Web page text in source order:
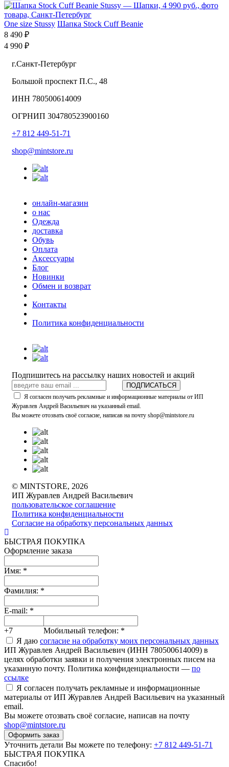
One size Stussy Шапка Stock Cuff Beanie
8 490 ₽
4 990 ₽
г.Санкт-Петербург
Большой проспект П.С., 48
ИНН 780500614009
ОГРНИП 304780523900160
+7 812 449-51-71
shop@mintstore.ru
онлайн-магазин
о нас
Одежда
доставка
Обувь
Оплата
Аксессуары
Блог
Новинки
Обмен и возврат
Контакты
Политика конфиденциальности
Подпишитесь на рассылку наших новостей и акций
ПОДПИСАТЬСЯ
Я согласен получать рекламные и информационные материалы от ИП
Журавлев Андрей Васильевич на указанный email.
Вы можете отозвать своё согласие, написав на почту shop@mintstore.ru
© MINTSTORE, 2026
ИП Журавлев Андрей Васильевич
пользовательское соглашение
Политика конфиденциальности
Согласие на обработку персональных данных
БЫСТРАЯ ПОКУПКА
Оформление заказа
Имя: *
Фамилия: *
E-mail: *
+7 Мобильный телефон: *
Я даю согласие на обработку моих персональных данных
ИП Журавлев Андрей Васильевич (ИНН 780500614009) в
целях обработки заявки и получения электронных писем на
указанную почту. Политика конфиденциальности — по
ссылке
Я согласен получать рекламные и информационные
материалы от ИП Журавлев Андрей Васильевич на указанный
email.
Вы можете отозвать своё согласие, написав на почту
shop@mintstore.ru
Оформить заказ
Уточнить детали Вы можете по телефону: +7 812 449-51-71
БЫСТРАЯ ПОКУПКА
Спасибо!